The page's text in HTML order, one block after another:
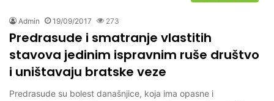
Admin 19/09/2017 273
Predrasude i smatranje vlastitih
stavova jedinim ispravnim ruše društvo
i uništavaju bratske veze
Predrasude su bolest današnjice, koja ima opasne i